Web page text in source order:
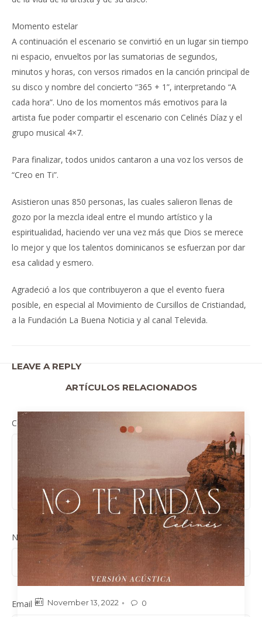
Momento estelar
A continuación el escenario se convirtió en un lugar sin tiempo
ni espacio, envueltos por las sumatorias de segundos,
minutos y horas, con versos rimados en la canción principal de
su disco y nombre del concierto “365 + 1”, interpretando “A
cada hora”. Uno de los momentos más emotivos para la
artista fue poder compartir el escenario con Celinés Díaz y el
grupo musical 4×7.
Para finalizar, todos unidos cantaron a una voz los versos de
“Creo en Ti”.
Asistieron unas 850 personas, las cuales salieron llenas de
gozo por la mezcla ideal entre el mundo artístico y la
espiritualidad, haciendo ver una vez más que Dios se merece
lo mejor y que los talentos dominicanos se esfuerzan por dar
esa calidad y esmero.
Agradeció a los que contribuyeron a que el evento fuera
posible, en especial al Movimiento de Cursillos de Cristiandad,
a la Fundación La Buena Noticia y al canal Televida.
LEAVE A REPLY
Comment
Name*
Email *
ARTÍCULOS RELACIONADOS
November 13, 2022  0